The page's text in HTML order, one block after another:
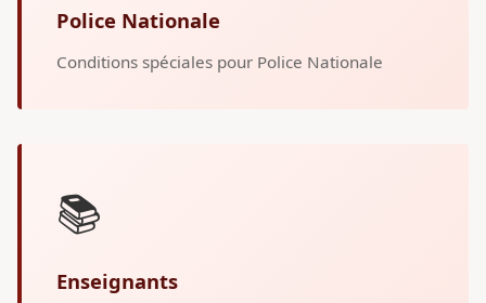
Police Nationale
Conditions spéciales pour Police Nationale
📚
Enseignants